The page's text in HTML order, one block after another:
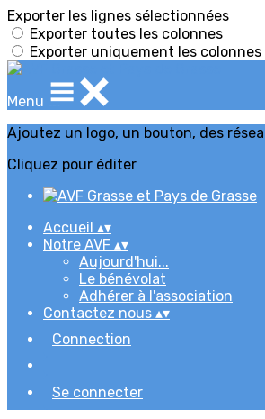
Exporter les lignes sélectionnées
Exporter toutes les colonnes
Exporter uniquement les
Menu
Ajoutez un logo, un bouton, des
Cliquez pour éditer
Accueil ▴▾
Notre AVF ▴▾
Aujourd'hui...
Le bénévolat
Adhérer à l'association
Contactez nous ▴▾
Connection
Se connecter